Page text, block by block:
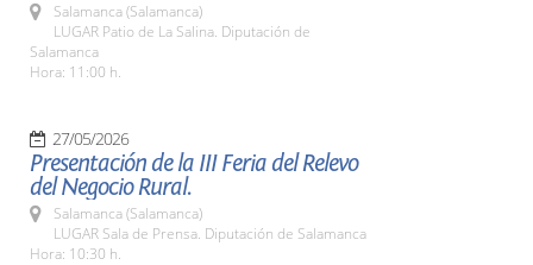
Salamanca (Salamanca)
LUGAR Patio de La Salina. Diputación de
Salamanca
Hora: 11:00 h.
27/05/2026
Presentación de la III Feria del Relevo
del Negocio Rural.
Salamanca (Salamanca)
LUGAR Sala de Prensa. Diputación de Salamanca
Hora: 10:30 h.